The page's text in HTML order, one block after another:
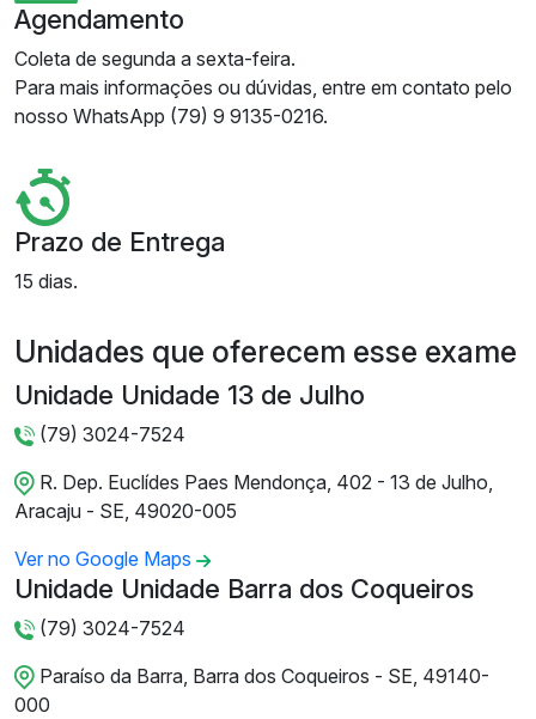
Agendamento
Coleta de segunda a sexta-feira.
Para mais informações ou dúvidas, entre em contato pelo
nosso WhatsApp (79) 9 9135-0216.
Prazo de Entrega
15 dias.
Unidades que oferecem esse exame
Unidade Unidade 13 de Julho
(79) 3024-7524
R. Dep. Euclídes Paes Mendonça, 402 - 13 de Julho,
Aracaju - SE, 49020-005
Ver no Google Maps
Unidade Unidade Barra dos Coqueiros
(79) 3024-7524
Paraíso da Barra, Barra dos Coqueiros - SE, 49140-
000